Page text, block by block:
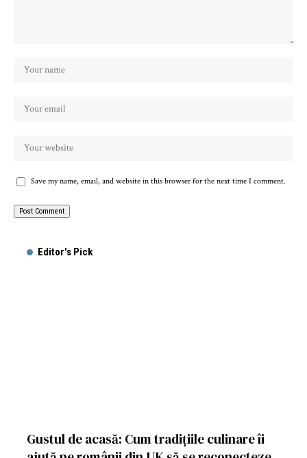
Save my name, email, and website in this browser for the next time I comment.
Editor's Pick
Gustul de acasă: Cum tradițiile culinare îi